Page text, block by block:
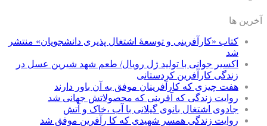
آخرین ها
کتاب «کارآفرینی و توسعۀ اشتغال پذیری دانشجویان» منتشر
شد
اکسیر جوانی با تولید ژل رویال/ طعم شهد شیرین عسل‌ در
زندگی کارآفرین کردستانی
هفت چیزی که کارآفرینان موفق به آن باور دارند
روایت زندگی که آفرینی که محصولاتش جهانی شد
جادوی اشتغال بانوی گیلانی با آب ،خاک و آتش
روایت زندگی همسر شهیدی که کا رآفرین موفق شد